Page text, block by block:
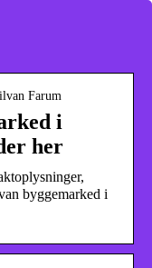
Farum
i
her
byggemarked i